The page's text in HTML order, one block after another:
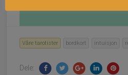
Våre tarotister bordkort intuisjon
Dele: